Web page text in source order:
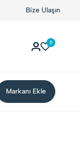
Bize Ulaşın
0
Markanı Ekle